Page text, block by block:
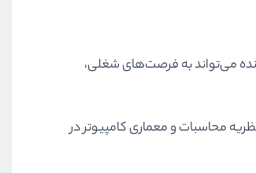
می‌تواند به فرصت‌های شغلی،
محاسبات و معماری کامپیوتر در